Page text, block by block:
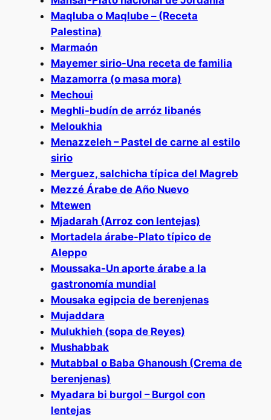
Maqluba o Maqlube – (Receta
Palestina)
Marmaón
Mayemer sirio-Una receta de familia
Mazamorra (o masa mora)
Mechoui
Meghli-budín de arróz libanés
Meloukhia
Menazzeleh – Pastel de carne al estilo
sirio
Merguez, salchicha típica del Magreb
Mezzé Árabe de Año Nuevo
Mtewen
Mjadarah (Arroz con lentejas)
Mortadela árabe-Plato típico de
Aleppo
Moussaka-Un aporte árabe a la
gastronomía mundial
Mousaka egipcia de berenjenas
Mujaddara
Mulukhieh (sopa de Reyes)
Mushabbak
Mutabbal o Baba Ghanoush (Crema de
berenjenas)
Myadara bi burgol – Burgol con
lentejas